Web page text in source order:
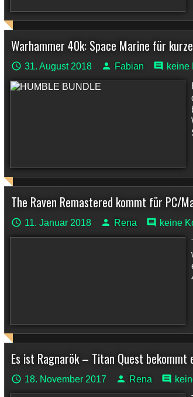
Warhammer 40k: Space Marine für
31. August 2018 Fabian
keine
The Raven Remastered kommt für PC/
11. Januar 2018 Rena
keine
Es ist Ragnarök – Titan Quest bekommt
18. November 2017 Rena